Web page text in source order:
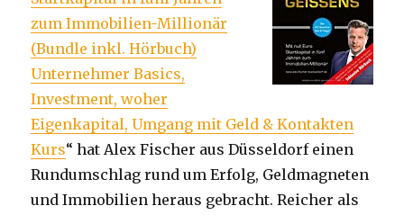
zum Immobilien-Millionär
(Bundle inkl. Hörbuch)
Unternehmer Basics,
Investment, woher
Eigenkapital, Umgang mit Geld & Kontakten
Kurs“ hat Alex Fischer aus Düsseldorf einen
Rundumschlag rund um Erfolg, Geldmagneten
und Immobilien heraus gebracht. Reicher als